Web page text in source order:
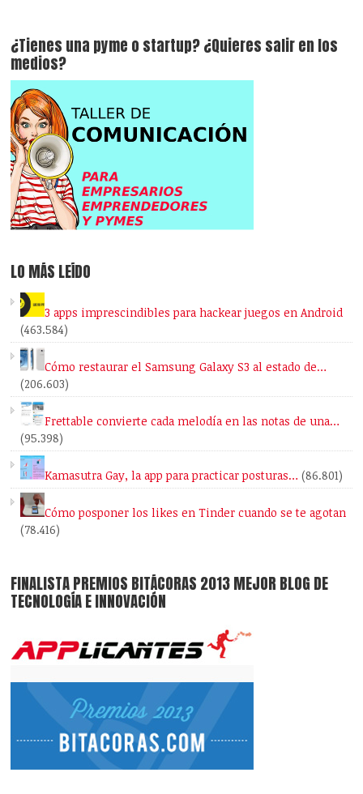
¿Tienes una pyme o startup? ¿Quieres salir en los
medios?
LO MÁS LEÍDO
3 apps imprescindibles para hackear juegos en Android
(463.584)
Cómo restaurar el Samsung Galaxy S3 al estado de…
(206.603)
Frettable convierte cada melodía en las notas de una…
(95.398)
Kamasutra Gay, la app para practicar posturas… (86.801)
Cómo posponer los likes en Tinder cuando se te agotan
(78.416)
FINALISTA PREMIOS BITÁCORAS 2013 MEJOR BLOG DE
TECNOLOGÍA E INNOVACIÓN